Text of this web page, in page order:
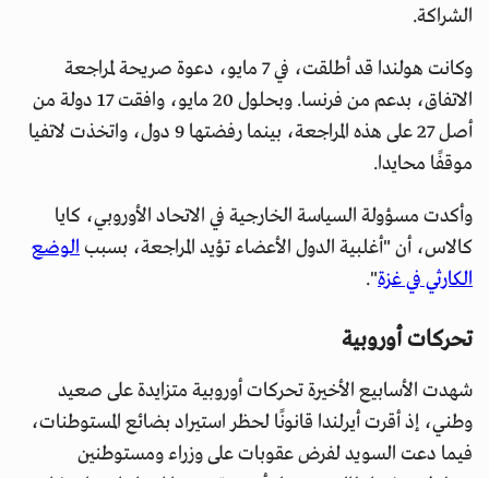
الشراكة.
وكانت هولندا قد أطلقت، في 7 مايو، دعوة صريحة لمراجعة
الاتفاق، بدعم من فرنسا. وبحلول 20 مايو، وافقت 17 دولة من
أصل 27 على هذه المراجعة، بينما رفضتها 9 دول، واتخذت لاتفيا
موقفًا محايدا.
وأكدت مسؤولة السياسة الخارجية في الاتحاد الأوروبي، كايا
كالاس، أن "أغلبية الدول الأعضاء تؤيد المراجعة، بسببالوضع
الكارثي في غزة".
تحركات أوروبية
شهدت الأسابيع الأخيرة تحركات أوروبية متزايدة على صعيد
وطني، إذ أقرت أيرلندا قانونًا لحظر استيراد بضائع المستوطنات،
فيما دعت السويد لفرض عقوبات على وزراء ومستوطنين